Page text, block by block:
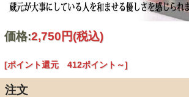
価格:2,750円(税込)
[ポイント還元 412ポイント～]
注文